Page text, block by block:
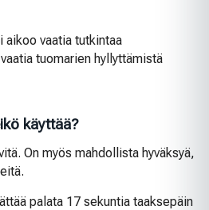
aikoo vaatia tutkintaa
tuomarien hyllyttämistä
käyttää?
On myös mahdollista hyväksyä,
palata 17 sekuntia taaksepäin